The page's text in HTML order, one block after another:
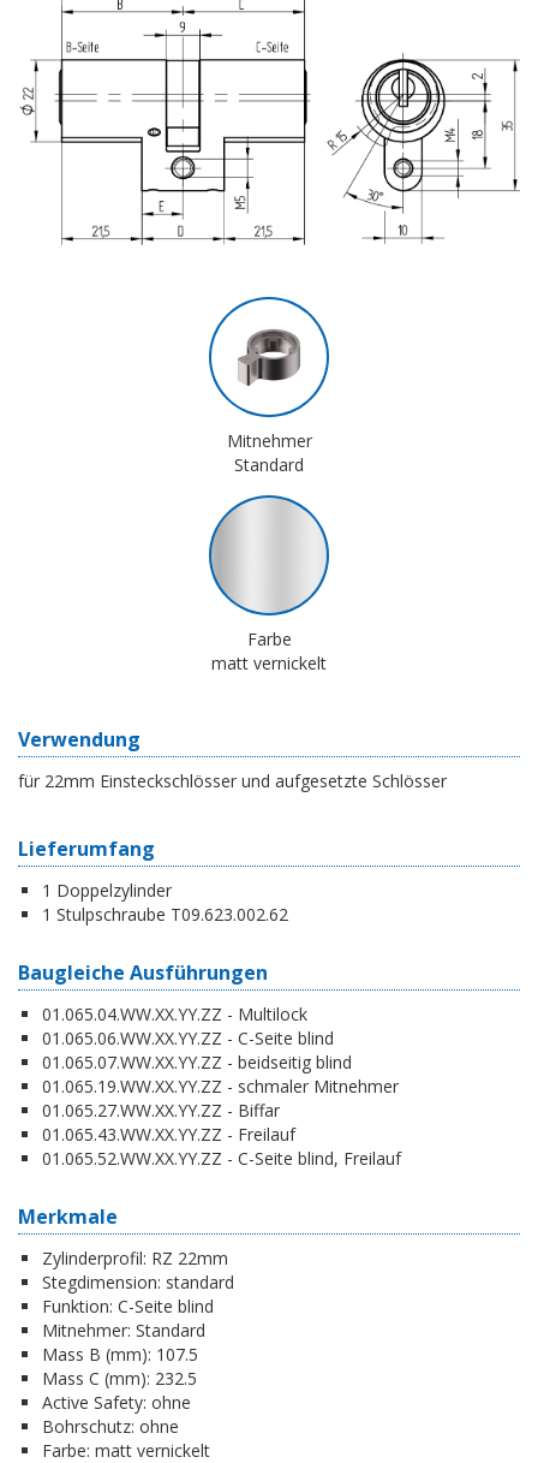
Mitnehmer
Standard
Farbe
matt vernickelt
Verwendung
für 22mm Einsteckschlösser und aufgesetzte Schlösser
Lieferumfang
1 Doppelzylinder
1 Stulpschraube T09.623.002.62
Baugleiche Ausführungen
01.065.04.WW.XX.YY.ZZ - Multilock
01.065.06.WW.XX.YY.ZZ - C-Seite blind
01.065.07.WW.XX.YY.ZZ - beidseitig blind
01.065.19.WW.XX.YY.ZZ - schmaler Mitnehmer
01.065.27.WW.XX.YY.ZZ - Biffar
01.065.43.WW.XX.YY.ZZ - Freilauf
01.065.52.WW.XX.YY.ZZ - C-Seite blind, Freilauf
Merkmale
Zylinderprofil: RZ 22mm
Stegdimension: standard
Funktion: C-Seite blind
Mitnehmer: Standard
Mass B (mm): 107.5
Mass C (mm): 232.5
Active Safety: ohne
Bohrschutz: ohne
Farbe: matt vernickelt